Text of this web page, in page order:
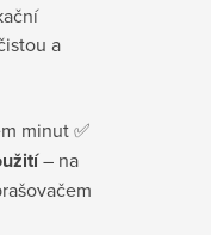
a
– na